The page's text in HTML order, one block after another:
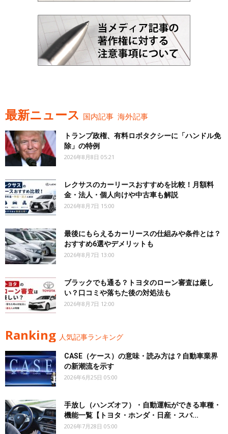
最新ニュース 国内記事 海外記事
トランプ政権、有料ロボタクシーに「ハンドル免
除」の特例
2026年8月8日 05:21
レクサスのカーリースおすすめを比較！月額料
金・法人・個人向けや中古車も解説
2026年8月7日 15:00
最後にもらえるカーリースの仕組みや条件とは？
おすすめ6選やデメリットも
2026年8月7日 13:00
ブラックでも通る？トヨタのローン審査は厳し
い？口コミや落ちた後の対処法も
2026年8月7日 12:00
Ranking 人気記事ランキング
CASE（ケース）の意味・読み方は？自動車業界
の新潮流を示す
2026年6月25日 05:00
手放し（ハンズオフ）・自動運転ができる車種・
機能一覧【トヨタ・ホンダ・日産・スバ...
2026年7月28日 05:00